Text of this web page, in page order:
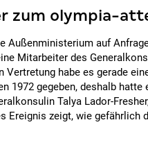
zum olympia-
Außenministerium auf
Mitarbeiter des
Vertretung habe es gerade
1972 gegeben, deshalb hatte
Talya Lador-
Ereignis zeigt, wie gefährlich